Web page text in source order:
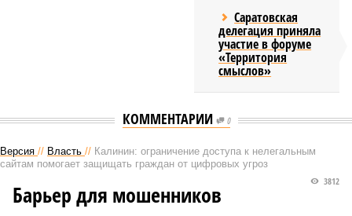
Саратовская
делегация приняла
участие в форуме
«Территория
смыслов»
КОММЕНТАРИИ 0
Версия // Власть // Калинин: ограничение доступа к нелегальным
сайтам помогает защищать граждан от цифровых угроз
3812
Барьер для мошенников